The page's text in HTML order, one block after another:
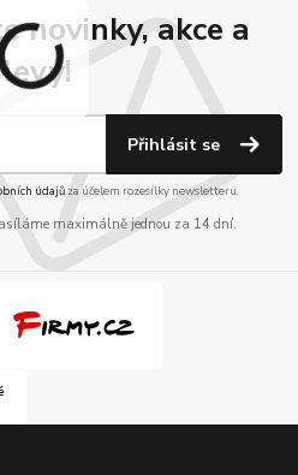
novinky, akce a
Přihlásit se
údajůza účelem rozesílky newsletteru.
maximálně jednou za 14 dní.